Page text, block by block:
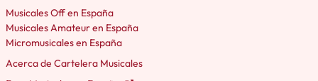
Musicales Off en España
Musicales Amateur en España
Micromusicales en España
Acerca de Cartelera Musicales